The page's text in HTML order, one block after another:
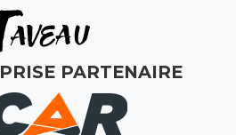
PARTENAIRE